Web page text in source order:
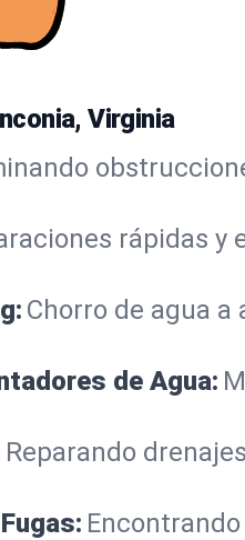
Virginia
rápidas y
Chorro de agua
de Agua:
Reparando